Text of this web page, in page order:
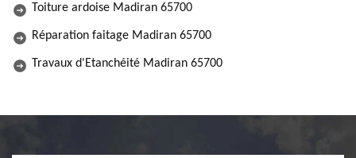
Toiture ardoise Madiran 65700
Réparation faitage Madiran 65700
Travaux d'Etanchéité Madiran 65700